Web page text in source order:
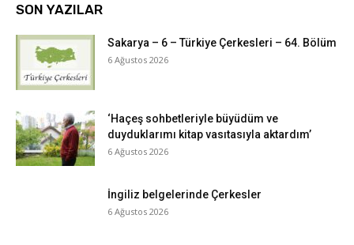
SON YAZILAR
Sakarya – 6 – Türkiye Çerkesleri – 64. Bölüm
6 Ağustos 2026
‘Haçeş sohbetleriyle büyüdüm ve
duyduklarımı kitap vasıtasıyla aktardım’
6 Ağustos 2026
İngiliz belgelerinde Çerkesler
6 Ağustos 2026